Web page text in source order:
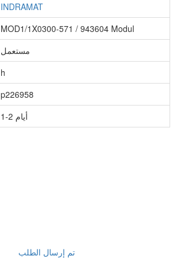
INDRAMAT
MOD1/1X0300-571 / 943604 Modul
مستعمل
h
p226958
1-2 أيام
تم إرسال الطلب